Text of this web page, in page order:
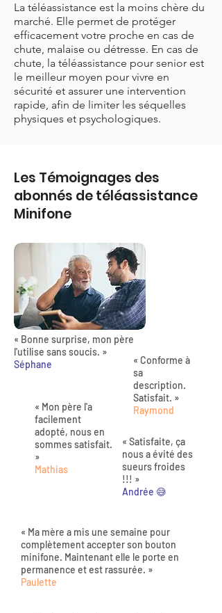
La téléassistance est la moins chère du
marché. Elle permet de protéger
efficacement votre proche en cas de
chute, malaise ou détresse. En cas de
chute, la téléassistance pour senior est
le meilleur moyen pour vivre en
sécurité et assurer une intervention
rapide, afin de limiter les séquelles
physiques et psychologiques.
Les Témoignages des
abonnés de téléassistance
Minifone
« Bonne surprise, mon père
l'utilise sans soucis. »
Séphane
« Mon père l'a
facilement
adopté, nous en
sommes satisfait.
»
Mathias
« Conforme à
sa
description.
Satisfait. »
Raymond
« Satisfaite, ça
nous a évité des
sueurs froides
!!! »
Andrée 😅
« Ma mère a mis une semaine pour
complètement accepter son bouton
minifone. Maintenant elle le porte en
permanence et est rassurée. »
Paulette